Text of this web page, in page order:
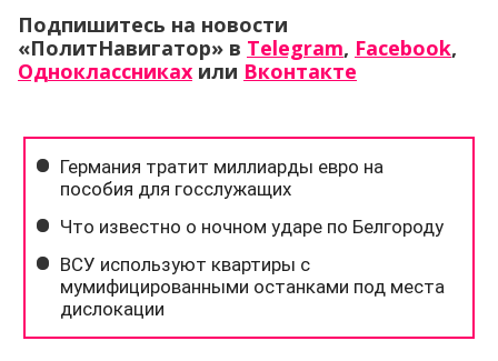
Подпишитесь на новости
«ПолитНавигатор» в Telegram, Facebook,
Одноклассниках или Вконтакте